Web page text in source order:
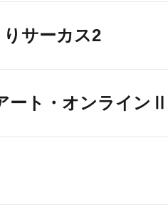
サーカス2
ート・オンラインⅡ